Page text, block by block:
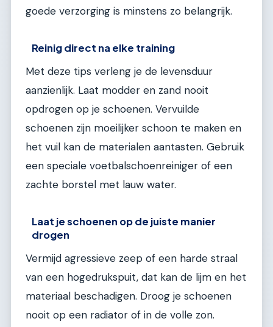
goede verzorging is minstens zo belangrijk.
Reinig direct na elke training
Met deze tips verleng je de levensduur
aanzienlijk. Laat modder en zand nooit
opdrogen op je schoenen. Vervuilde
schoenen zijn moeilijker schoon te maken en
het vuil kan de materialen aantasten. Gebruik
een speciale voetbalschoenreiniger of een
zachte borstel met lauw water.
Laat je schoenen op de juiste manier
drogen
Vermijd agressieve zeep of een harde straal
van een hogedrukspuit, dat kan de lijm en het
materiaal beschadigen. Droog je schoenen
nooit op een radiator of in de volle zon.